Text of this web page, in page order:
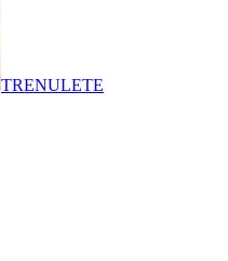
TRENULETE